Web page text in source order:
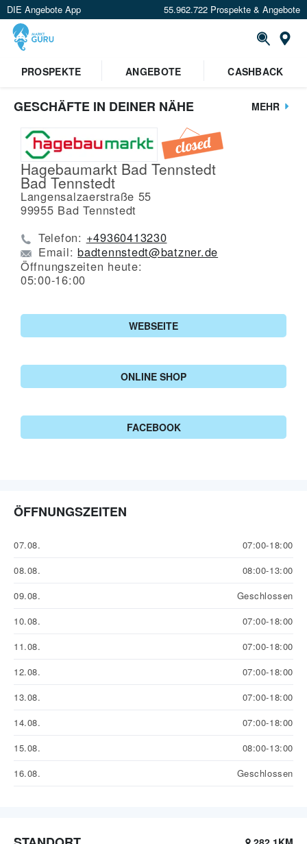
DIE Angebote App 55.962.722 Prospekte & Angebote
PROSPEKTE
ANGEBOTE CASHBACK
GESCHÄFTE IN DEINER NÄHE MEHR
Hagebaumarkt Bad Tennstedt
Bad Tennstedt
Langensalzaerstraße 55
99955 Bad Tennstedt
Telefon: +49360413230
Email:badtennstedt@batzner.de
Öffnungszeiten heute:
05:00-16:00
WEBSEITE
ONLINE SHOP
FACEBOOK
ÖFFNUNGSZEITEN
07.08.
07:00-18:00
08.08.
08:00-13:00
09.08.
Geschlossen
10.08.
07:00-18:00
11.08.
07:00-18:00
12.08.
07:00-18:00
13.08.
07:00-18:00
14.08.
07:00-18:00
15.08.
08:00-13:00
16.08.
Geschlossen